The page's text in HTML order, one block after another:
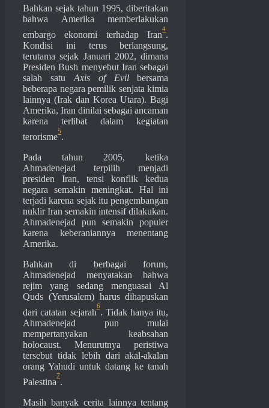
Bahkan sejak tahun 1995, diberitakan
bahwa Amerika memberlakukan
embargo ekonomi terhadap Iran
4
.
Kondisi ini terus berlangsung,
terutama sejak Januari 2002, dimana
Presiden Bush menyebut Iran sebagai
salah satu Axis of Evilbersama
beberapa negara pemilik senjata kimia
lainnya (Irak dan Korea Utara). Bagi
Amerika, Iran dinilai sebagai ancaman
karena terlibat dalam kegiatan
terorisme
5
.
Pada tahun 2005, ketika
Ahmadenejad terpilih menjadi
presiden Iran, tensi konflik kedua
negara semakin meningkat. Hal ini
terjadi karena sejak itu pengembangan
nuklir Iran semakin intensif dilakukan.
Ahmadenejad pun semakin populer
karena keberaniannya menentang
Amerika.
Bahkan di berbagai forum,
Ahmadenejad menyatakan bahwa
rejim yang sedang menguasai Al
Quds (Yerusalem) harus dihapuskan
dari catatan sejarah
6
. Tidak hanya itu,
Ahmadenejad pun mulai
mempertanyakan keabsahan
holocaust. Menurutnya peristiwa
tersebut tidak lebih dari akal-akalan
orang Yahudi untuk datang ke tanah
Palestina
7
.
Masih banyak cerita lainnya tentang